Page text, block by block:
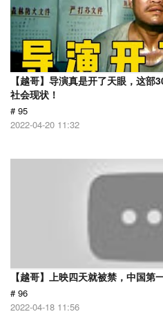
【越哥】导演真是开了天眼，这
社会现状！
# 95
2022-04-20 11:32
【越哥】上映四天就被禁，中国第
# 96
2022-04-18 11:56